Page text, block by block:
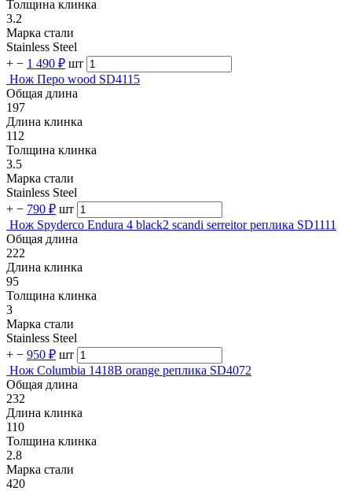
Толщина клинка
3.2
Марка стали
Stainless Steel
+ − 1 490 ₽ шт
Нож Перо wood SD4115
Общая длина
197
Длина клинка
112
Толщина клинка
3.5
Марка стали
Stainless Steel
+ − 790 ₽ шт
Нож Spyderco Endura 4 black2 scandi serreitor реплика SD1111
Общая длина
222
Длина клинка
95
Толщина клинка
3
Марка стали
Stainless Steel
+ − 950 ₽ шт
Нож Columbia 1418B orange реплика SD4072
Общая длина
232
Длина клинка
110
Толщина клинка
2.8
Марка стали
420